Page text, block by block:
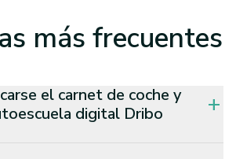
más frecuentes
el carnet de coche y
digital Dribo
add